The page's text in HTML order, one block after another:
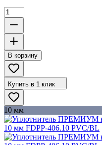
В корзину
Купить в 1 клик
10 мм